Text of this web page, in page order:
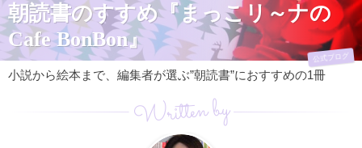
朝読書のすすめ『まっこリ～ナの
Cafe BonBon』
公式ブログ
小説から絵本まで、編集者が選ぶ”朝読書”におすすめの1冊
Written by